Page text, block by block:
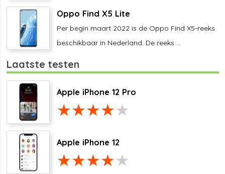
Oppo Find X5 Lite
Per begin maart 2022 is de Oppo Find X5-reeks
beschikbaar in Nederland. De reeks ...
Laatste testen
Apple iPhone 12 Pro
Apple iPhone 12